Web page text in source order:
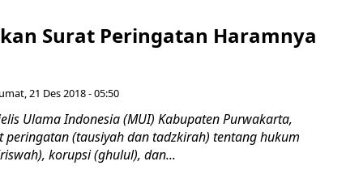
Surat Peringatan Haramnya
21 Des 2018 - 05:50
Ulama Indonesia (MUI) Kabupaten Purwakarta,
peringatan (tausiyah dan tadzkirah) tentang hukum
korupsi (ghulul), dan...